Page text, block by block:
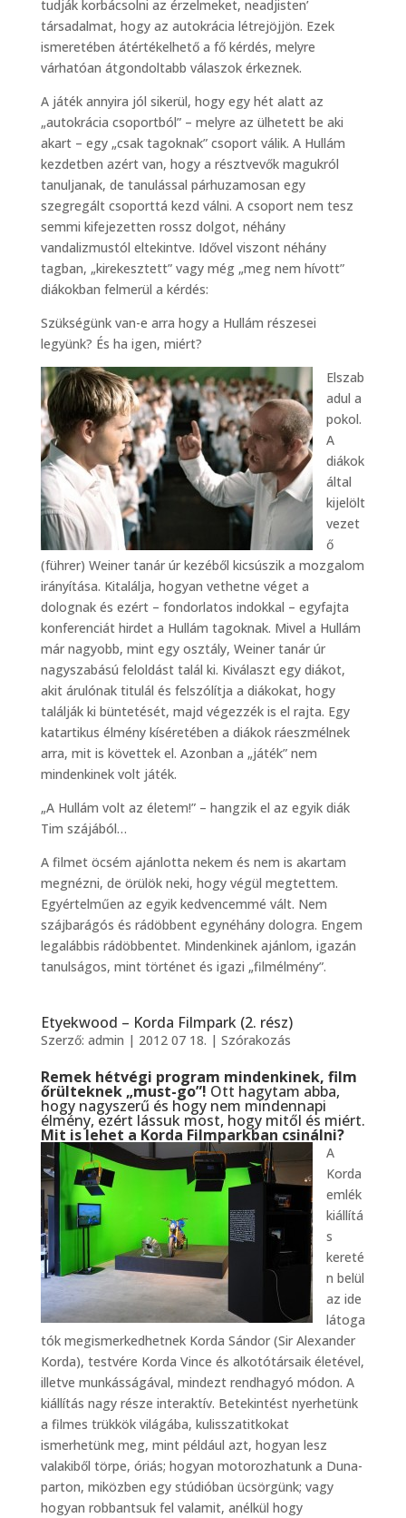
tudják korbácsolni az érzelmeket, neadjisten’
társadalmat, hogy az autokrácia létrejöjjön. Ezek
ismeretében átértékelhető a fő kérdés, melyre
várhatóan átgondoltabb válaszok érkeznek.
A játék annyira jól sikerül, hogy egy hét alatt az
„autokrácia csoportból” – melyre az ülhetett be aki
akart – egy „csak tagoknak” csoport válik. A Hullám
kezdetben azért van, hogy a résztvevők magukról
tanuljanak, de tanulással párhuzamosan egy
szegregált csoporttá kezd válni. A csoport nem tesz
semmi kifejezetten rossz dolgot, néhány
vandalizmustól eltekintve. Idővel viszont néhány
tagban, „kirekesztett” vagy még „meg nem hívott”
diákokban felmerül a kérdés:
Szükségünk van-e arra hogy a Hullám részesei
legyünk? És ha igen, miért?
Elszab
adul a
pokol.
A
diákok
által
kijelölt
vezet
ő
(führer) Weiner tanár úr kezéből kicsúszik a mozgalom
irányítása. Kitalálja, hogyan vethetne véget a
dolognak és ezért – fondorlatos indokkal – egyfajta
konferenciát hirdet a Hullám tagoknak. Mivel a Hullám
már nagyobb, mint egy osztály, Weiner tanár úr
nagyszabású feloldást talál ki. Kiválaszt egy diákot,
akit árulónak titulál és felszólítja a diákokat, hogy
találják ki büntetését, majd végezzék is el rajta. Egy
katartikus élmény kíséretében a diákok ráeszmélnek
arra, mit is követtek el. Azonban a „játék” nem
mindenkinek volt játék.
„A Hullám volt az életem!” – hangzik el az egyik diák
Tim szájából…
A filmet öcsém ajánlotta nekem és nem is akartam
megnézni, de örülök neki, hogy végül megtettem.
Egyértelműen az egyik kedvencemmé vált. Nem
szájbarágós és rádöbbent egynéhány dologra. Engem
legalábbis rádöbbentet. Mindenkinek ajánlom, igazán
tanulságos, mint történet és igazi „filmélmény”.
Etyekwood – Korda Filmpark (2. rész)
Szerző: admin | 2012 07 18. | Szórakozás
Remek hétvégi program mindenkinek, film
őrülteknek „must-go”! Ott hagytam abba,
hogy nagyszerű és hogy nem mindennapi
élmény, ezért lássuk most, hogy mitől és miért.
Mit is lehet a Korda Filmparkban csinálni?
A
Korda
emlék
kiállítá
s
kereté
n belül
az ide
látoga
tók megismerkedhetnek Korda Sándor (Sir Alexander
Korda), testvére Korda Vince és alkotótársaik életével,
illetve munkásságával, mindezt rendhagyó módon. A
kiállítás nagy része interaktív. Betekintést nyerhetünk
a filmes trükkök világába, kulisszatitkokat
ismerhetünk meg, mint például azt, hogyan lesz
valakiből törpe, óriás; hogyan motorozhatunk a Duna-
parton, miközben egy stúdióban ücsörgünk; vagy
hogyan robbantsuk fel valamit, anélkül hogy